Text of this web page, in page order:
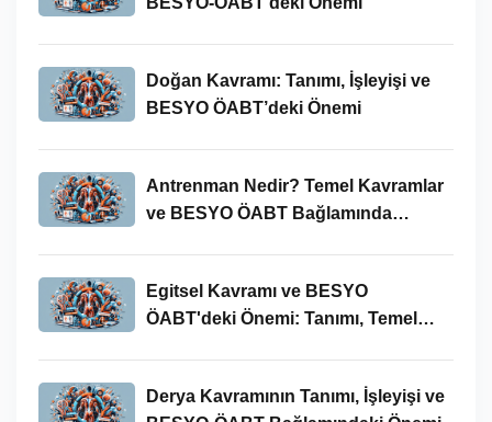
Doğan Kavramı: Tanımı, İşleyişi ve
BESYO ÖABT’deki Önemi
Antrenman Nedir? Temel Kavramlar
ve BESYO ÖABT Bağlamında
Egitsel Kavramı ve BESYO
ÖABT'deki Önemi: Tanımı, Temel
Derya Kavramının Tanımı, İşleyişi ve